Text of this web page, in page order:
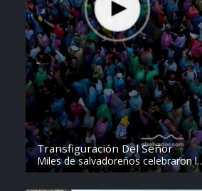
Transfiguración Del Señor
Miles de salvadoreños celebraron la
Transfiguración del Divino Salvador